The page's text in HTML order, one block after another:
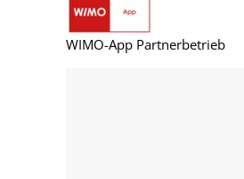
WIMO-App Partnerbetrieb